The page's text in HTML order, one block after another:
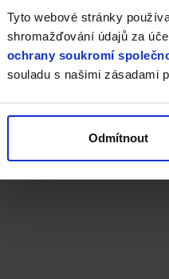
Tyto webové stránky
shromažďování údajů za
ochrany soukromí
souladu s našimi zásadami
Odmítnout